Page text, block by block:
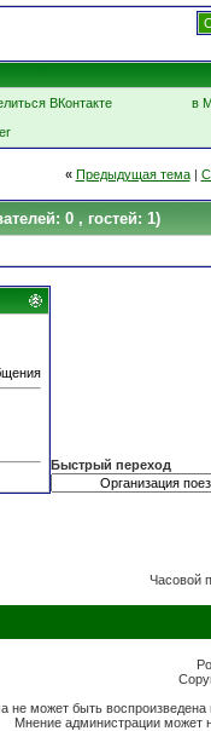
ВКонтакте
в
« Предыдущая тема|
0 , гостей: 1)
Быстрый переход
Часовой
не может быть
Мнение администрации может